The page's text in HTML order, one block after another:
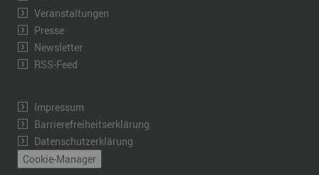
Veranstaltungen
Presse
Newsletter
RSS-Feed
Impressum
Barrierefreiheitserklärung
Datenschutzerklärung
Cookie-Manager